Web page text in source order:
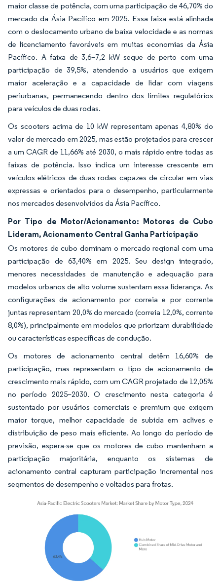
maior classe de potência, com uma participação de 46,70% do
mercado da Ásia Pacífico em 2025. Essa faixa está alinhada
com o deslocamento urbano de baixa velocidade e as normas
de licenciamento favoráveis em muitas economias da Ásia
Pacífico. A faixa de 3,6–7,2 kW segue de perto com uma
participação de 39,5%, atendendo a usuários que exigem
maior aceleração e a capacidade de lidar com viagens
periurbanas, permanecendo dentro dos limites regulatórios
para veículos de duas rodas.
Os scooters acima de 10 kW representam apenas 4,80% do
valor de mercado em 2025, mas estão projetados para crescer
a um CAGR de 11,66% até 2030, o mais rápido entre todas as
faixas de potência. Isso indica um interesse crescente em
veículos elétricos de duas rodas capazes de circular em vias
expressas e orientados para o desempenho, particularmente
nos mercados desenvolvidos da Ásia Pacífico.
Por Tipo de Motor/Acionamento: Motores de Cubo
Lideram, Acionamento Central Ganha Participação
Os motores de cubo dominam o mercado regional com uma
participação de 63,40% em 2025. Seu design integrado,
menores necessidades de manutenção e adequação para
modelos urbanos de alto volume sustentam essa liderança. As
configurações de acionamento por correia e por corrente
juntas representam 20,0% do mercado (correia 12,0%, corrente
8,0%), principalmente em modelos que priorizam durabilidade
ou características específicas de condução.
Os motores de acionamento central detêm 16,60% de
participação, mas representam o tipo de acionamento de
crescimento mais rápido, com um CAGR projetado de 12,05%
no período 2025–2030. O crescimento nesta categoria é
sustentado por usuários comerciais e premium que exigem
maior torque, melhor capacidade de subida em aclives e
distribuição de peso mais eficiente. Ao longo do período de
previsão, espera-se que os motores de cubo mantenham a
participação majoritária, enquanto os sistemas de
acionamento central capturam participação incremental nos
segmentos de desempenho e voltados para frotas.